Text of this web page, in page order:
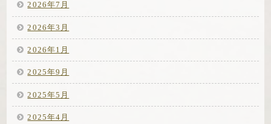
2026年7月
2026年3月
2026年1月
2025年9月
2025年5月
2025年4月